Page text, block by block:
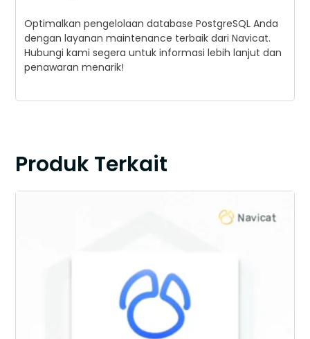
Optimalkan pengelolaan database PostgreSQL Anda
dengan layanan maintenance terbaik dari Navicat.
Hubungi kami segera untuk informasi lebih lanjut dan
penawaran menarik!
Produk Terkait